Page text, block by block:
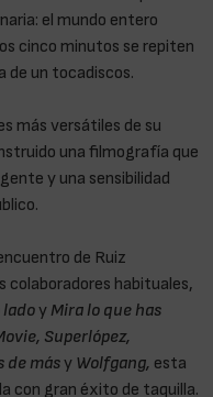
el mundo entero
cinco minutos se repiten
de un tocadiscos.
más versátiles de su
una filmografía que
y una sensibilidad
de Ruiz
colaboradores habituales,
ladoy Mira lo que has
Superlópez,
de másy Wolfgang, esta
con gran éxito de taquilla.